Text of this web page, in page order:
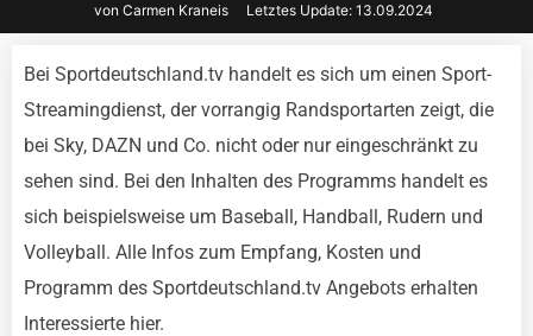
von Carmen Kraneis Letztes Update: 13.09.2024
Bei Sportdeutschland.tv handelt es sich um einen Sport-
Streamingdienst, der vorrangig Randsportarten zeigt, die
bei Sky, DAZN und Co. nicht oder nur eingeschränkt zu
sehen sind. Bei den Inhalten des Programms handelt es
sich beispielsweise um Baseball, Handball, Rudern und
Volleyball. Alle Infos zum Empfang, Kosten und
Programm des Sportdeutschland.tv Angebots erhalten
Interessierte hier.